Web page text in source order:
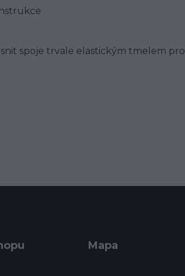
spoje trvale elastickým tmelem pro
Mapa